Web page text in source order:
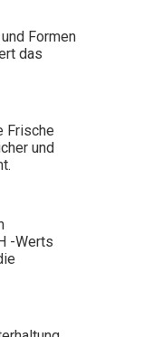
Formen
das
Frische
und
-Werts